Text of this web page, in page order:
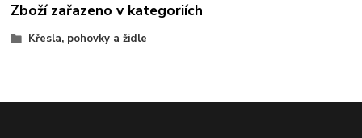
Zboží zařazeno v kategoriích
Křesla, pohovky a židle